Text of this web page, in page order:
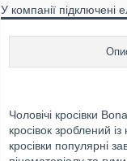
У компанії підключені
Чоловічі кросівки
кросівок зроблений
кросівки популярні